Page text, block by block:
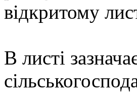
відкритому
В листі